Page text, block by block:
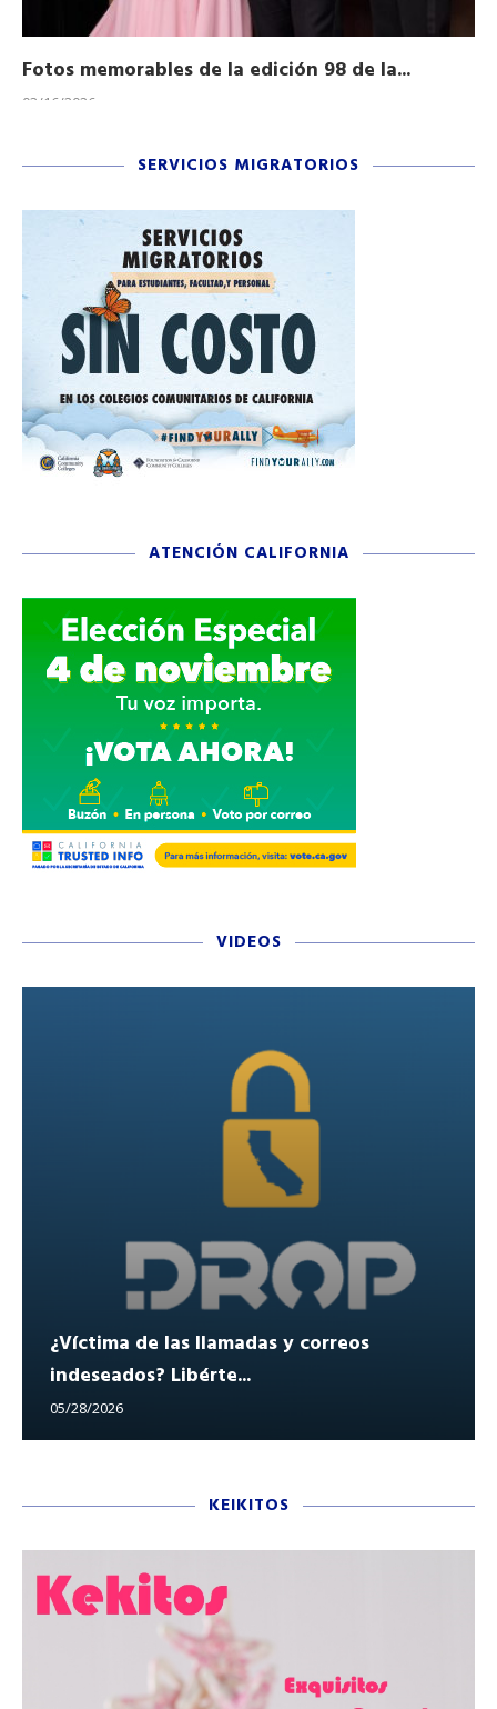
Fotos memorables de la edición 98 de la...
03/16/2026
SERVICIOS MIGRATORIOS
ATENCIÓN CALIFORNIA
VIDEOS
¿Víctima de las llamadas y correos
indeseados? Libérte...
05/28/2026
KEIKITOS